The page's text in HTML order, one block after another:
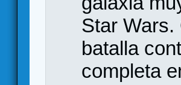
Star Wars.
batalla
completa